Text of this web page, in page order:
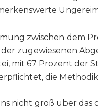
zwischen dem
zugewiesenen
mit 67 Prozent der
die
nicht groß über das